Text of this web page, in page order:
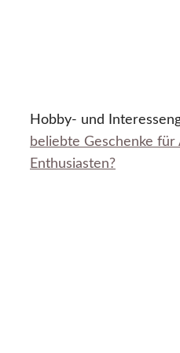
Hobby- und
beliebte Geschenke für
Enthusiasten?